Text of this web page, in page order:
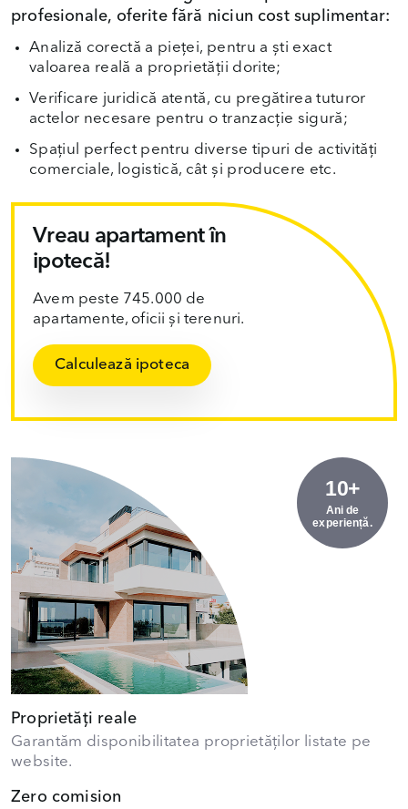
profesionale, oferite fără niciun cost suplimentar:
Analiză corectă a pieței, pentru a ști exact
valoarea reală a proprietății dorite;
Verificare juridică atentă, cu pregătirea tuturor
actelor necesare pentru o tranzacție sigură;
Spațiul perfect pentru diverse tipuri de activități
comerciale, logistică, cât și producere etc.
Vreau apartament în
ipotecă!
Avem peste 745.000 de
apartamente, oficii și terenuri.
Calculează ipoteca
10+
Ani de
experiență.
Proprietăți reale
Garantăm disponibilitatea proprietăților listate pe
website.
Zero comision